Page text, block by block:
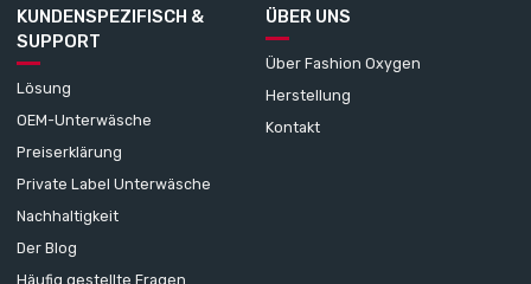
KUNDENSPEZIFISCH &
SUPPORT
Lösung
OEM-Unterwäsche
Preiserklärung
Private Label Unterwäsche
Nachhaltigkeit
Der Blog
Häufig gestellte Fragen
ÜBER UNS
Über Fashion Oxygen
Herstellung
Kontakt